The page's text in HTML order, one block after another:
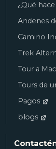
¿Qué
Andenes
Camino
Trek
Tour a
Tours de
Pagos
blogs